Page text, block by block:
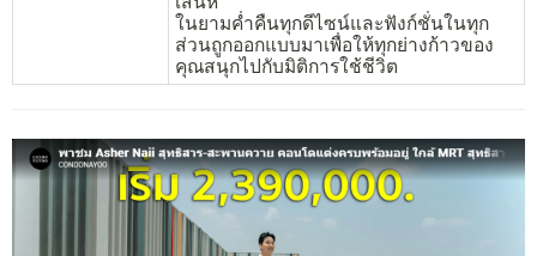
ในยามค่ำคืนทุกดีไซน์และฟังก์ชั่นในทุก
ส่วนถูกออกแบบมาเพื่อให้ทุกย่างก้าวของ
คุณสนุกไปกับมิติการใช้ชีวิต